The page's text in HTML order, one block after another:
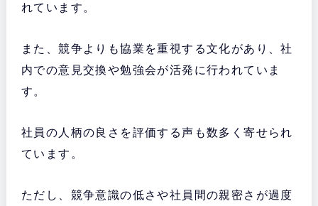
れています。
また、競争よりも協業を重視する文化があり、社
内での意見交換や勉強会が活発に行われていま
す。
社員の人柄の良さを評価する声も数多く寄せられ
ています。
ただし、競争意識の低さや社員間の親密さが過度